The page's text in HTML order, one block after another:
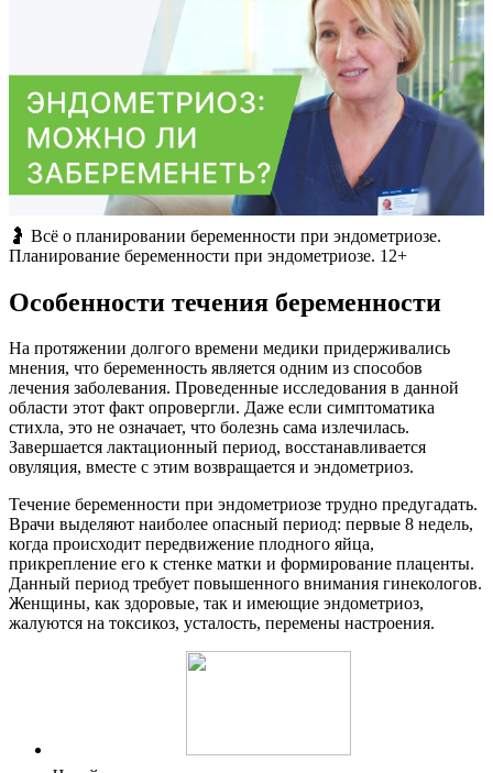
🤰 Всё о планировании беременности при эндометриозе.
Планирование беременности при эндометриозе. 12+
Особенности течения беременности
На протяжении долгого времени медики придерживались
мнения, что беременность является одним из способов
лечения заболевания. Проведенные исследования в данной
области этот факт опровергли. Даже если симптоматика
стихла, это не означает, что болезнь сама излечилась.
Завершается лактационный период, восстанавливается
овуляция, вместе с этим возвращается и эндометриоз.
Течение беременности при эндометриозе трудно предугадать.
Врачи выделяют наиболее опасный период: первые 8 недель,
когда происходит передвижение плодного яйца,
прикрепление его к стенке матки и формирование плаценты.
Данный период требует повышенного внимания гинекологов.
Женщины, как здоровые, так и имеющие эндометриоз,
жалуются на токсикоз, усталость, перемены настроения.